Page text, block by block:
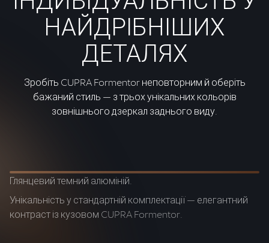
НАЙДРІБНІШИХ
ДЕТАЛЯХ
Зробіть CUPRA Formentor неповторним й оберіть
бажаний стиль — з трьох унікальних кольорів
зовнішнього дзеркал заднього виду.
Глянцевий темний алюміній.
Унікальність у стандартній комплектації — елегантний
контраст із кузовом CUPRA Formentor.